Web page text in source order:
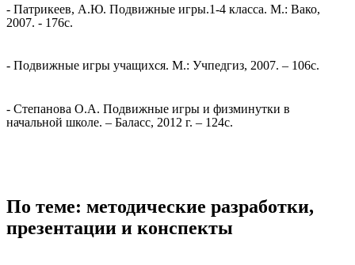
- Патрикеев, А.Ю. Подвижные игры.1-4 класса. М.: Вако,
2007. - 176с.
- Подвижные игры учащихся. М.: Учпедгиз, 2007. – 106с.
- Степанова О.А. Подвижные игры и физминутки в
начальной школе. – Баласс, 2012 г. – 124с.
По теме: методические разработки,
презентации и конспекты